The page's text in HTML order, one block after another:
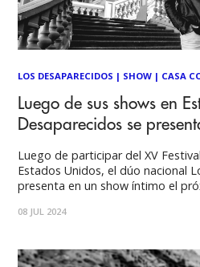
LOS DESAPARECIDOS | SHOW | CASA
Luego de sus shows en
Desaparecidos se
Luego de participar del XV
Estados Unidos, el dúo nacional
presenta en un show íntimo el
Norte 10, Ñuñoa. En la
08 JUL 2024